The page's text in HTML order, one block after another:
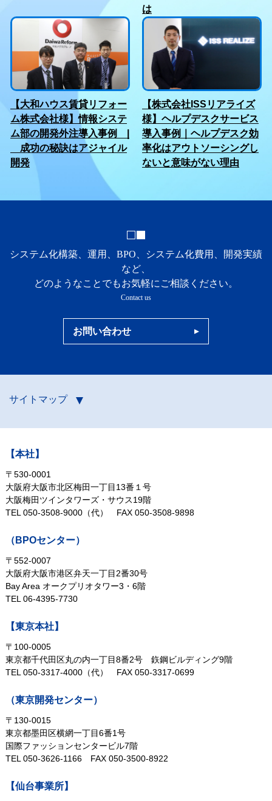
は
【大和ハウス賃貸リフォー
ム株式会社様】情報システ
ム部の開発外注導入事例 |
成功の秘訣はアジャイル
開発
【株式会社ISSリアライズ
様】ヘルプデスクサービス
導入事例｜ヘルプデスク効
率化はアウトソーシングし
ないと意味がない理由
システム化構築、運用、BPO、システム化費用、開発実績
など、
どのようなことでもお気軽にご相談ください。
Contact us
お問い合わせ
サイトマップ
【本社】
〒530-0001
大阪府大阪市北区梅田一丁目13番１号
大阪梅田ツインタワーズ・サウス19階
TEL 050-3508-9000（代） FAX 050-3508-9898
（BPOセンター）
〒552-0007
大阪府大阪市港区弁天一丁目2番30号
Bay Area オークプリオタワー3・6階
TEL 06-4395-7730
【東京本社】
〒100-0005
東京都千代田区丸の内一丁目8番2号鉃鋼ビルディング9階
TEL 050-3317-4000（代） FAX 050-3317-0699
（東京開発センター）
〒130-0015
東京都墨田区横網一丁目6番1号
国際ファッションセンタービル7階
TEL 050-3626-1166 FAX 050-3500-8922
【仙台事業所】